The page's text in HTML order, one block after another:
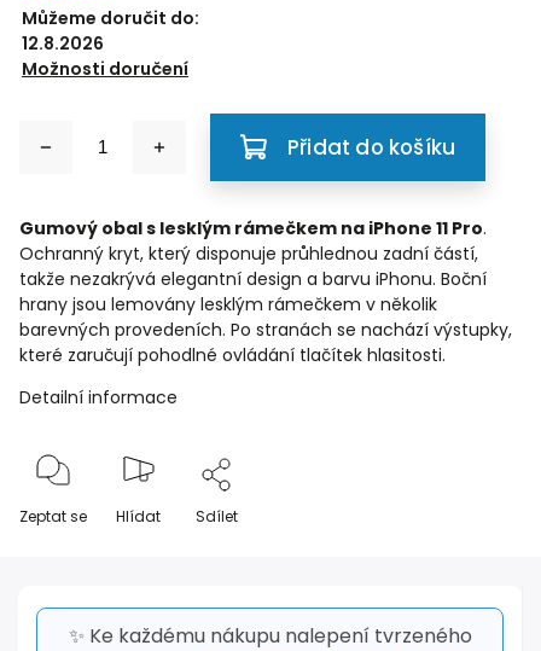
Můžeme doručit do:
12.8.2026
Možnosti doručení
Přidat do košíku
Gumový obal s lesklým rámečkem na iPhone 11 Pro.
Ochranný kryt, který disponuje průhlednou zadní částí,
takže nezakrývá elegantní design a barvu iPhonu. Boční
hrany jsou lemovány lesklým rámečkem v několik
barevných provedeních. Po stranách se nachází výstupky,
které zaručují pohodlné ovládání tlačítek hlasitosti.
Detailní informace
Zeptat se Hlídat Sdílet
✨ Ke každému nákupu nalepení tvrzeného